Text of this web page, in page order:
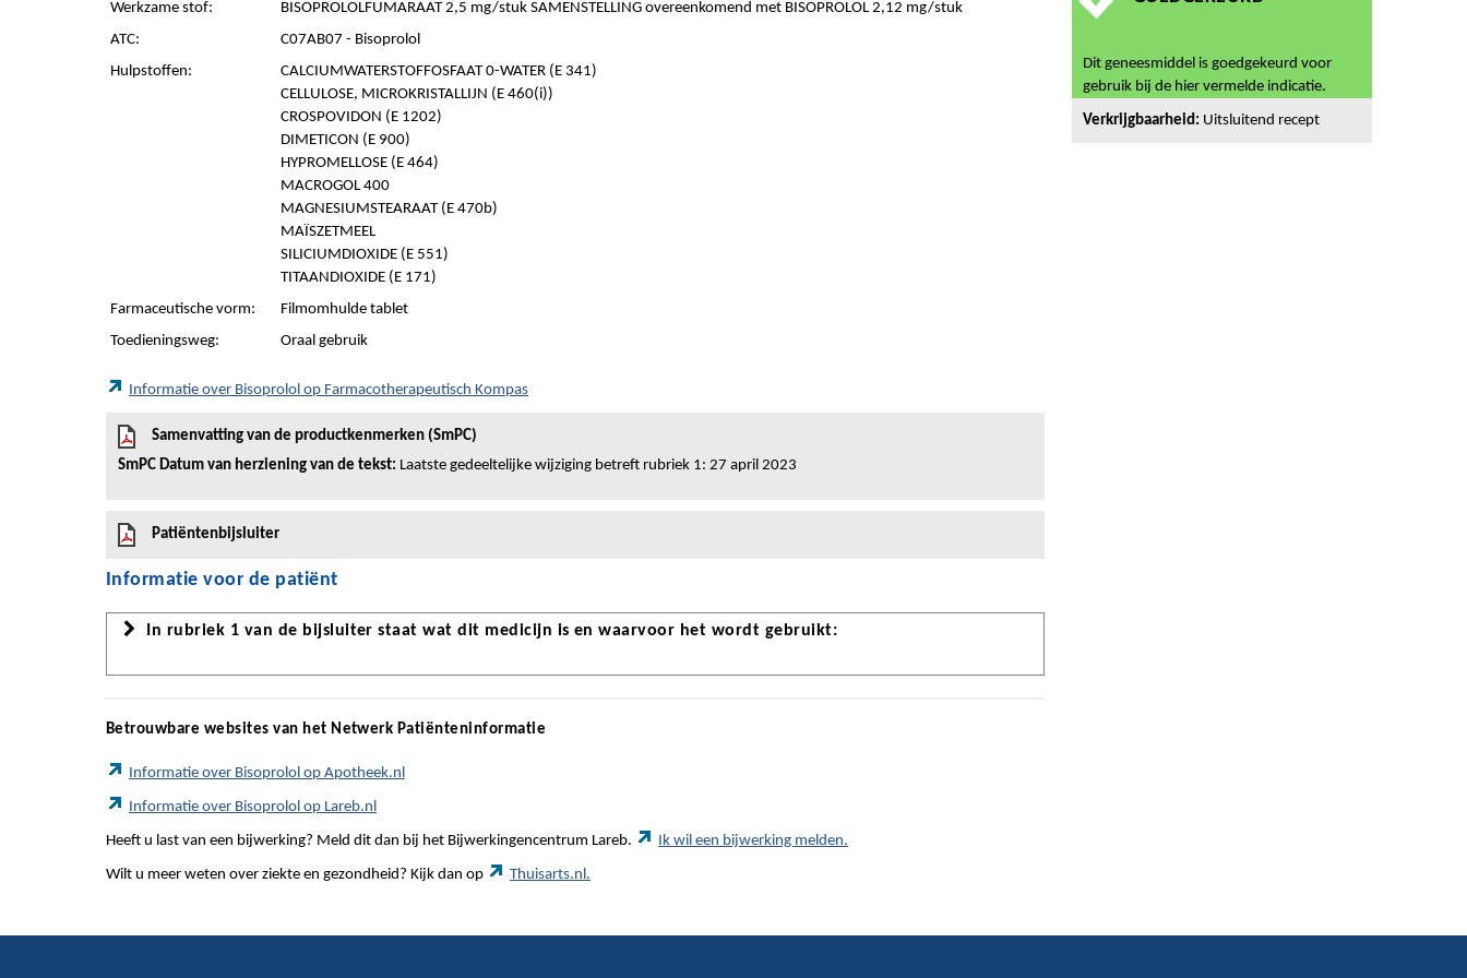
Werkzame stof:
BISOPROLOLFUMARAAT 2,5 mg/stuk SAMENSTELLING overeenkomend met BISOPROLOL 2,12 mg/stuk
ATC:
C07AB07 - Bisoprolol
Hulpstoffen:
CALCIUMWATERSTOFFOSFAAT 0-WATER (E 341)
CELLULOSE, MICROKRISTALLIJN (E 460(i))
CROSPOVIDON (E 1202)
DIMETICON (E 900)
HYPROMELLOSE (E 464)
MACROGOL 400
MAGNESIUMSTEARAAT (E 470b)
MAÏSZETMEEL
SILICIUMDIOXIDE (E 551)
TITAANDIOXIDE (E 171)
Farmaceutische vorm:
Filmomhulde tablet
Toedieningsweg:
Oraal gebruik
Informatie over Bisoprolol op Farmacotherapeutisch Kompas
Samenvatting van de productkenmerken (SmPC)
SmPC Datum van herziening van de tekst: Laatste gedeeltelijke wijziging betreft rubriek 1: 27 april 2023
Patiëntenbijsluiter
Informatie voor de patiënt
In rubriek 1 van de bijsluiter staat wat dit medicijn is en waarvoor het wordt gebruikt:
Betrouwbare websites van het Netwerk Patiënteninformatie
Informatie over Bisoprolol op Apotheek.nl
Informatie over Bisoprolol op Lareb.nl
Heeft u last van een bijwerking? Meld dit dan bij het Bijwerkingencentrum Lareb. Ik wil een bijwerking melden.
Wilt u meer weten over ziekte en gezondheid? Kijk dan op Thuisarts.nl.
Dit geneesmiddel is goedgekeurd voor
gebruik bij de hier vermelde indicatie.
Verkrijgbaarheid: Uitsluitend recept